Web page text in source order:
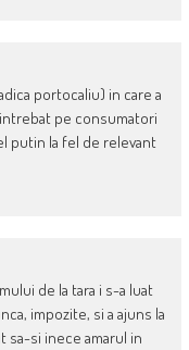
portocaliu) in care a
pe consumatori
putin la fel de relevant
de la tara i s-a luat
impozite, si a ajuns la
sa-si inece amarul in